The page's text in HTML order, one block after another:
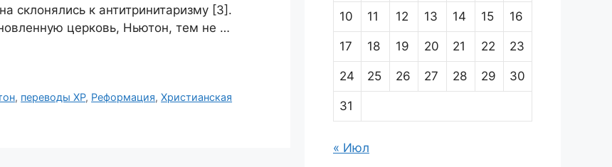
склонялись к антитринитаризму [3].
церковь, Ньютон, тем не …
, переводы ХР, Реформация,Христианская
10 11 12 13 14 15 16
17 18 19 20 21 22 23
24 25 26 27 28 29 30
31
« Июл